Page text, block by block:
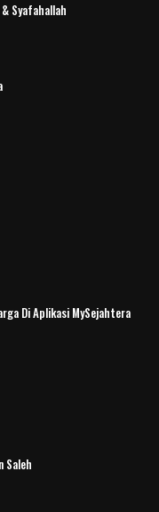
Syafahallah
Di Aplikasi MySejahtera
Saleh